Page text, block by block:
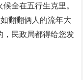
全在五行生克里。
翻翻俩人的流年大
民政局都得给您发